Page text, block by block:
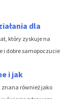
dla
który zyskuje na
i dobre samopoczucie
i jak
znana również jako